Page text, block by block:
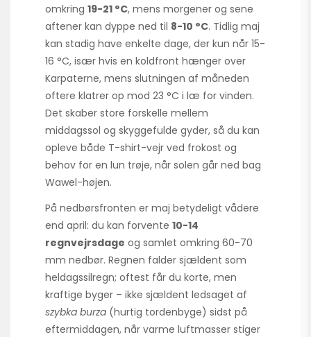
omkring 19-21 °C, mens morgener og sene
aftener kan dyppe ned til 8-10 °C. Tidlig maj
kan stadig have enkelte dage, der kun når 15-
16 °C, især hvis en koldfront hænger over
Karpaterne, mens slutningen af måneden
oftere klatrer op mod 23 °C i læ for vinden.
Det skaber store forskelle mellem
middagssol og skyggefulde gyder, så du kan
opleve både T-shirt-vejr ved frokost og
behov for en lun trøje, når solen går ned bag
Wawel-højen.
På nedbørsfronten er maj betydeligt vådere
end april: du kan forvente 10-14
regnvejrsdage og samlet omkring 60-70
mm nedbør. Regnen falder sjældent som
heldags­silregn; oftest får du korte, men
kraftige byger – ikke sjældent ledsaget af
szybka burza (hurtig tordenbyge) sidst på
eftermiddagen, når varme luftmasser stiger